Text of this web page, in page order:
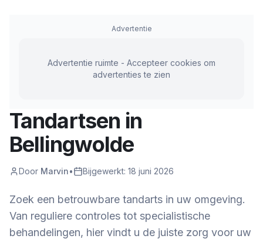
Advertentie
Advertentie ruimte - Accepteer cookies om
advertenties te zien
Tandartsen in
Bellingwolde
Door Marvin• Bijgewerkt: 18 juni 2026
Zoek een betrouwbare tandarts in uw omgeving.
Van reguliere controles tot specialistische
behandelingen, hier vindt u de juiste zorg voor uw